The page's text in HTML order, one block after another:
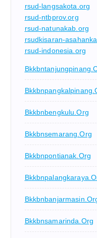
rsud-langsakota.org
rsud-ntbprov.org
rsud-natunakab.org
rsudkisaran-
rsud-indonesia.org
Bkkbnbengkulu.org
Bkkbnsemarang.org
Bkkbnpontianak.org
Bkkbnsamarinda.org